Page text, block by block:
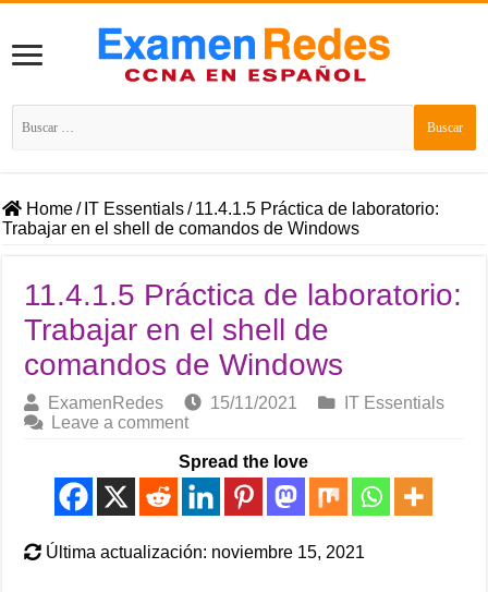
Buscar:
Home/ IT Essentials/ 11.4.1.5 Práctica de laboratorio:
Trabajar en el shell de comandos de Windows
11.4.1.5 Práctica de laboratorio:
Trabajar en el shell de
comandos de Windows
ExamenRedes 15/11/2021
IT Essentials
Leave a comment
Spread the love
Última actualización: noviembre 15, 2021